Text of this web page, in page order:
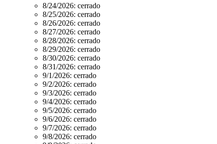
8/24/2026: cerrado
8/25/2026: cerrado
8/26/2026: cerrado
8/27/2026: cerrado
8/28/2026: cerrado
8/29/2026: cerrado
8/30/2026: cerrado
8/31/2026: cerrado
9/1/2026: cerrado
9/2/2026: cerrado
9/3/2026: cerrado
9/4/2026: cerrado
9/5/2026: cerrado
9/6/2026: cerrado
9/7/2026: cerrado
9/8/2026: cerrado